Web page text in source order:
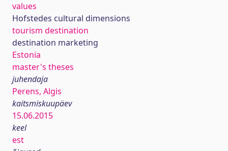
values
Hofstedes cultural dimensions
tourism destination
destination marketing
Estonia
master's theses
juhendaja
Perens, Algis
kaitsmiskuupäev
15.06.2015
keel
est